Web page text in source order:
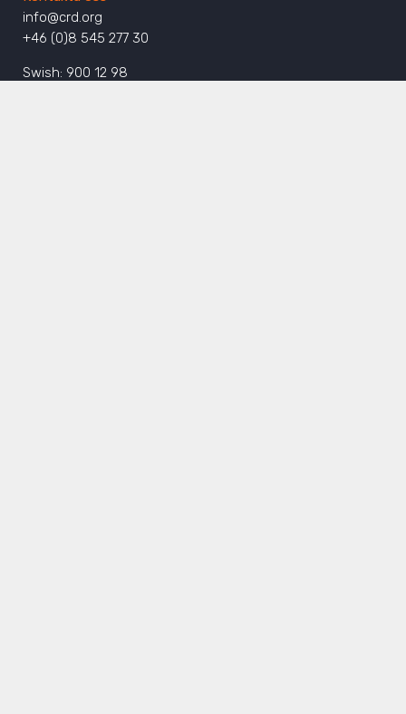
info@crd.org
+46 (0)8 545 277 30
Swish: 900 12 98